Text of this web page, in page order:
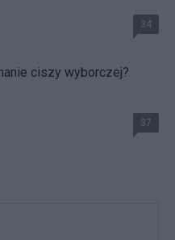
34
ciszy wyborczej?
37